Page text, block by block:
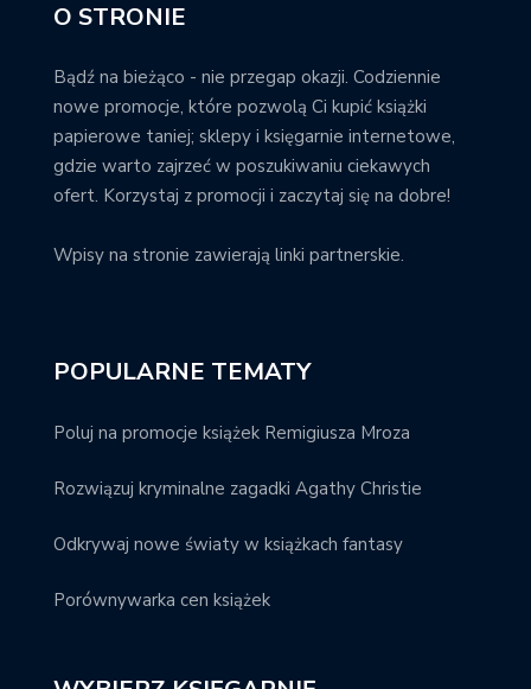
O STRONIE
Bądź na bieżąco - nie przegap okazji. Codziennie
nowe promocje, które pozwolą Ci kupić książki
papierowe taniej; sklepy i księgarnie internetowe,
gdzie warto zajrzeć w poszukiwaniu ciekawych
ofert. Korzystaj z promocji i zaczytaj się na dobre!
Wpisy na stronie zawierają linki partnerskie.
POPULARNE TEMATY
Poluj na promocje książek Remigiusza Mroza
Rozwiązuj kryminalne zagadki Agathy Christie
Odkrywaj nowe światy w książkach fantasy
Porównywarka cen książek